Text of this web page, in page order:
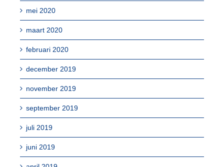
mei 2020
maart 2020
februari 2020
december 2019
november 2019
september 2019
juli 2019
juni 2019